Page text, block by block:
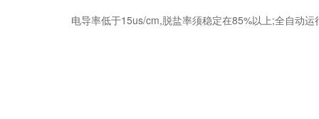
电导率低于15us/cm,脱盐率须稳定在85%以上;全自动运